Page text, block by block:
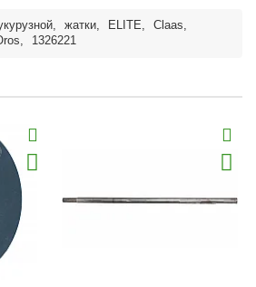
, жатки, ELITE, Claas,
, 1326221